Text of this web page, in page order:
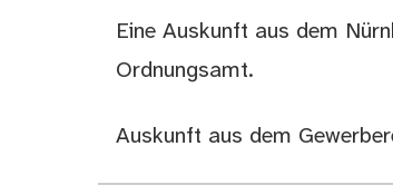
Eine Auskunft aus dem
Ordnungsamt.
Auskunft aus dem